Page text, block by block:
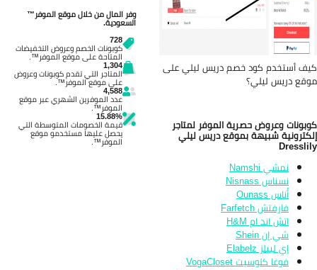
أستخدم كود خصم دريس ليلي على
دريس ليلي؟
وعروض حصرية الموفر لمتاجر
شبيهة بموقع دريس ليلي
نمشي Namshi
نسناس Nisnass
أُناس Ounass
فارفتش Farfetch
اتش اند ام H&M
شي إن Shein
إي ليبلز Elabelz
فوغا كلوسيت VogaCloset
وفر المال من خلال موقع الموفر™
السعودية.
728
كوبونات الخصم وعروض التخفيضات
المتاحة على موقع الموفر™.
1,304
المتاجر التي تقدم كوبونات وعروض
على موقع الموفر™.
4,588
عدد الموفرين الشهري عبر موقع
الموفر™.
15.88%
قيمة الخصومات المتوسطة التي
يحصل عليها مستخدمو موقع
الموفر™.